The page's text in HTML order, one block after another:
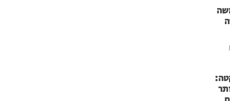
נמשה
אותר